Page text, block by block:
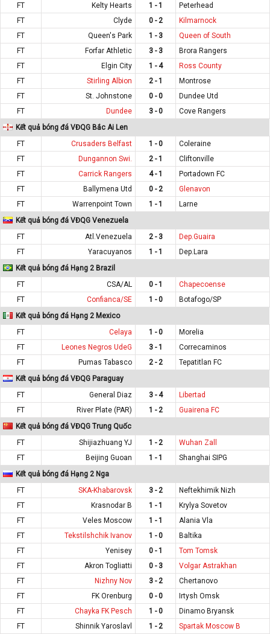
FT
Kelty Hearts 1 - 1
Peterhead
FT
Clyde 0 - 2
Kilmarnock
FT
Queen's Park 1 - 3
Queen of South
FT
Forfar Athletic 3 - 3
Brora Rangers
FT
Elgin City 1 - 4
Ross County
FT
Stirling Albion 2 - 1
Montrose
FT
St. Johnstone 0 - 0
Dundee Utd
FT
Dundee 3 - 0
Cove Rangers
Kết quả bóng đá VĐQG Bắc Ai Len
FT
Crusaders Belfast 1 - 0
Coleraine
FT
Dungannon Swi. 2 - 1
Cliftonville
FT
Carrick Rangers 4 - 1
Portadown FC
FT
Ballymena Utd 0 - 2
Glenavon
FT
Warrenpoint Town 1 - 1
Larne
Kết quả bóng đá VĐQG Venezuela
FT
Atl.Venezuela 2 - 3
Dep.Guaira
FT
Yaracuyanos 1 - 1
Dep.Lara
Kết quả bóng đá Hạng 2 Brazil
FT
CSA/AL 0 - 1
Chapecoense
FT
Confianca/SE 1 - 0
Botafogo/SP
Kết quả bóng đá Hạng 2 Mexico
FT
Celaya 1 - 0
Morelia
FT
Leones Negros UdeG 3 - 1
Correcaminos
FT
Pumas Tabasco 2 - 2
Tepatitlan FC
Kết quả bóng đá VĐQG Paraguay
FT
General Diaz 3 - 4
Libertad
FT
River Plate (PAR) 1 - 2
Guairena FC
Kết quả bóng đá VĐQG Trung Quốc
FT
Shijiazhuang YJ 1 - 2
Wuhan Zall
FT
Beijing Guoan 1 - 1
Shanghai SIPG
Kết quả bóng đá Hạng 2 Nga
FT
SKA-Khabarovsk 3 - 2
Neftekhimik Nizh
FT
Krasnodar B 1 - 1
Krylya Sovetov
FT
Veles Moscow 1 - 1
Alania Vla
FT
Tekstilshchik Ivanov 1 - 0
Baltika
FT
Yenisey 0 - 1
Tom Tomsk
FT
Akron Togliatti 0 - 3
Volgar Astrakhan
FT
Nizhny Nov 3 - 2
Chertanovo
FT
FK Orenburg 0 - 0
Irtysh Omsk
FT
Chayka FK Pesch 1 - 0
Dinamo Bryansk
FT
Shinnik Yaroslavl 1 - 2 Spartak Moscow B